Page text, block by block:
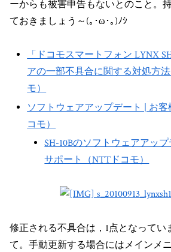
ーからも被害申告もないとのこと。
ておきましょう～(｡･ω･｡)ﾉｼ
「ドコモスマートフォン LYNX
アの一部不具合に関する対処方
モ）
ソフトウェアアップデート | お
コモ）
SH-10Bのソフトウェアアッ
サポート（NTTドコモ）
修正される不具合は，1点となってい
て。手動更新する場合にはメインメ